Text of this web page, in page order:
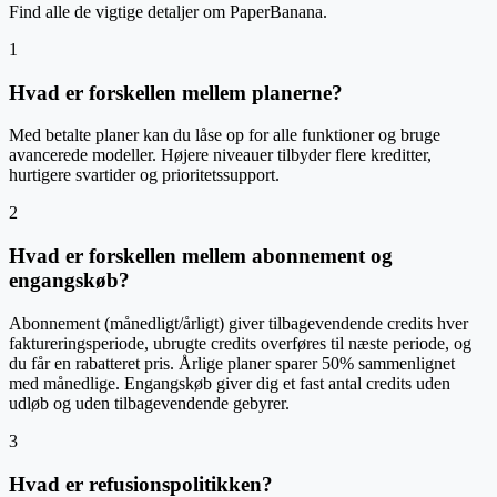
Find alle de vigtige detaljer om PaperBanana.
1
Hvad er forskellen mellem planerne?
Med betalte planer kan du låse op for alle funktioner og bruge
avancerede modeller. Højere niveauer tilbyder flere kreditter,
hurtigere svartider og prioritetssupport.
2
Hvad er forskellen mellem abonnement og
engangskøb?
Abonnement (månedligt/årligt) giver tilbagevendende credits hver
faktureringsperiode, ubrugte credits overføres til næste periode, og
du får en rabatteret pris. Årlige planer sparer 50% sammenlignet
med månedlige. Engangskøb giver dig et fast antal credits uden
udløb og uden tilbagevendende gebyrer.
3
Hvad er refusionspolitikken?